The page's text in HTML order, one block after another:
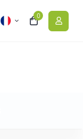
0